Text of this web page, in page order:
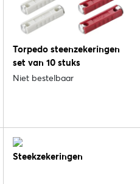
Torpedo steenzekeringen
set van 10 stuks
Niet bestelbaar
Steekzekeringen